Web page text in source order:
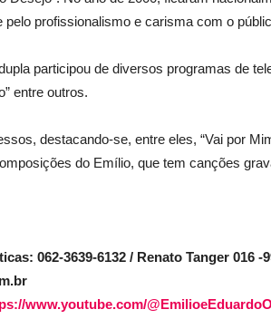
profissionalismo e carisma com o
participou de diversos programas de
entre outros.
destacando-se, entre eles, “Vai por
do Emílio, que tem canções
062-3639-6132 / Renato Tanger 016 -
www.youtube.com/